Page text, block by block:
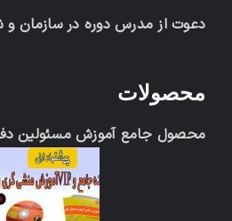
دعوت از مدرس دوره در سازمان
محصولات
محصول جامع آموزش مسئولین